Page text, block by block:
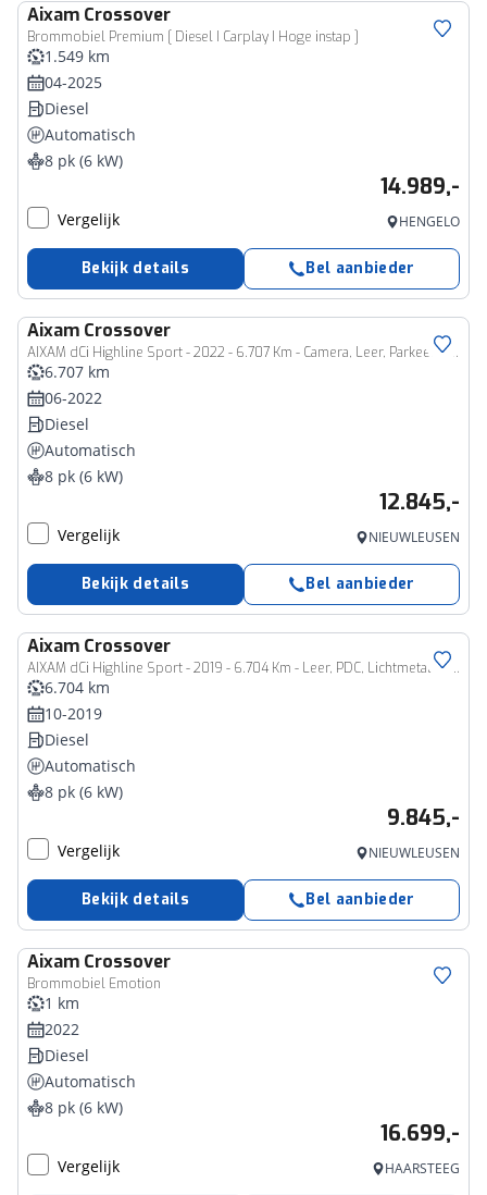
Aixam Crossover
Brommobiel Premium [ Diesel I Carplay I Hoge instap ]
1.549 km
04-2025
Diesel
Automatisch
8 pk (6 kW)
14.989,-
Vergelijk HENGELO
Bekijk details Bel aanbieder
Aixam Crossover
AIXAM dCi Highline Sport - 2022 - 6.707 Km - Camera, Leer, Parkeersensoren
6.707 km
06-2022
Diesel
Automatisch
8 pk (6 kW)
12.845,-
Vergelijk NIEUWLEUSEN
Bekijk details Bel aanbieder
Aixam Crossover
AIXAM dCi Highline Sport - 2019 - 6.704 Km - Leer, PDC, Lichtmetalen Velgen
6.704 km
10-2019
Diesel
Automatisch
8 pk (6 kW)
9.845,-
Vergelijk NIEUWLEUSEN
Bekijk details Bel aanbieder
Aixam Crossover
Brommobiel Emotion
1 km
2022
Diesel
Automatisch
8 pk (6 kW)
16.699,-
Vergelijk HAARSTEEG